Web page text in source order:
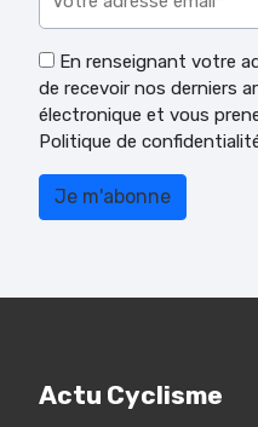
En renseignant votre
de recevoir nos derniers
électronique et vous
Politique de
Actu Cyclisme